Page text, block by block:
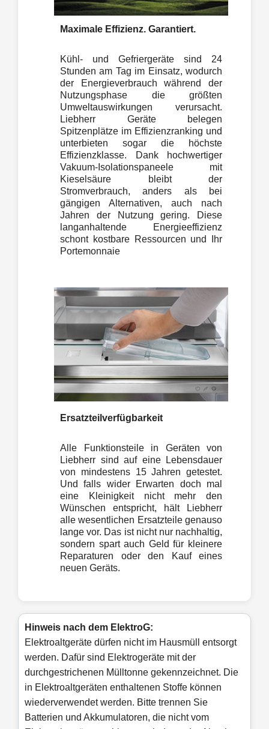
Maximale Effizienz. Garantiert.
Kühl- und Gefriergeräte sind 24
Stunden am Tag im Einsatz, wodurch
der Energieverbrauch während der
Nutzungsphase die größten
Umweltauswirkungen verursacht.
Liebherr Geräte belegen
Spitzenplätze im Effizienzranking und
unterbieten sogar die höchste
Effizienzklasse. Dank hochwertiger
Vakuum-Isolationspaneele mit
Kieselsäure bleibt der
Stromverbrauch, anders als bei
gängigen Alternativen, auch nach
Jahren der Nutzung gering. Diese
langanhaltende Energieeffizienz
schont kostbare Ressourcen und Ihr
Portemonnaie
Ersatzteilverfügbarkeit
Alle Funktionsteile in Geräten von
Liebherr sind auf eine Lebensdauer
von mindestens 15 Jahren getestet.
Und falls wider Erwarten doch mal
eine Kleinigkeit nicht mehr den
Wünschen entspricht, hält Liebherr
alle wesentlichen Ersatzteile genauso
lange vor. Das ist nicht nur nachhaltig,
sondern spart auch Geld für kleinere
Reparaturen oder den Kauf eines
neuen Geräts.
Hinweis nach dem ElektroG:
Elektroaltgeräte dürfen nicht im Hausmüll entsorgt
werden. Dafür sind Elektrogeräte mit der
durchgestrichenen Mülltonne gekennzeichnet. Die
in Elektroaltgeräten enthaltenen Stoffe können
wiederverwendet werden. Bitte trennen Sie
Batterien und Akkumulatoren, die nicht vom